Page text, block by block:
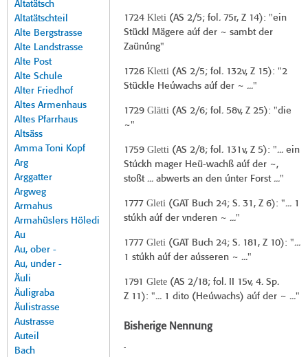
Altatätsch
Altatätschteil
Alte Bergstrasse
Alte Landstrasse
Alte Post
Alte Schule
Alter Friedhof
Altes Armenhaus
Altes Pfarrhaus
Altsäss
Amma Toni Kopf
Arg
Arggatter
Argweg
Armahus
Armahüslers Höledi
Au
Au, ober -
Au, under -
Äuli
Äuligraba
Äulistrasse
Austrasse
Auteil
Bach
1724 Kleti(AS 2/5; fol. 75r, Z 14): "ein
Stückl Mägere aúf der ~ sambt der
Zaünúng"
1726 Kletti(AS 2/5; fol. 132v, Z 15): "2
Stückle Heúwachs aúf der ~ ..."
1729 Glätti(AS 2/6; fol. 58v, Z 25): "die
~"
1759 Gletti(AS 2/8; fol. 131v, Z 5): "... ein
Stúckh mager Heü-wachß aúf der ~,
stoßt ... abwerts an den únter Forst ..."
1777 Gleti(GAT Buch 24; S. 31, Z 6): "... 1
stúkh aúf der vnderen ~ ..."
1777 Gleti(GAT Buch 24; S. 181, Z 10): "...
1 stúkh aúf der aússeren ~ ..."
1791 Glete(AS 2/18; fol. II 15v, 4. Sp.
Z 11): "... 1 dito (Heúwachs) aúf der ~ ..."
Bisherige Nennung
-